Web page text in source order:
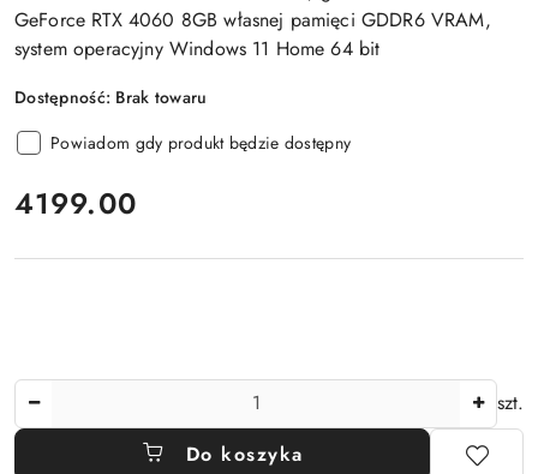
GeForce RTX 4060 8GB własnej pamięci GDDR6 VRAM,
system operacyjny Windows 11 Home 64 bit
Dostępność: Brak towaru
Powiadom gdy produkt będzie dostępny
cena:
4199.00
szt.
Do koszyka